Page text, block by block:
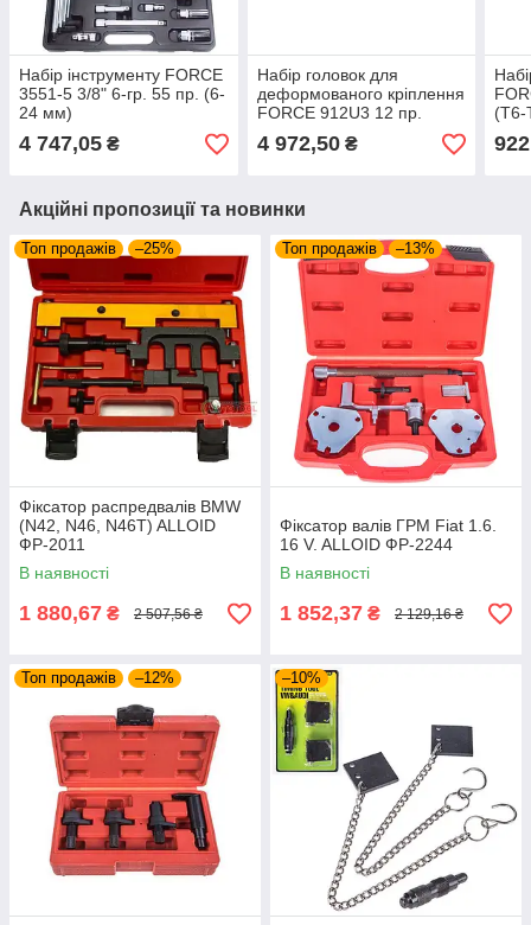
Набір інструменту FORCE
3551-5 3/8" 6-гр. 55 пр. (6-
24 мм)
4 747,05 ₴
Набір головок для
деформованого кріплення
FORCE 912U3 12 пр.
4 972,50₴
(Т6-
Акційні пропозиції та новинки
Топ продажів –25%
Фіксатор распредвалів BMW
(N42, N46, N46T) ALLOID
ФР-2011
В наявності
1 880,67 ₴ 2 507,56 ₴
Топ продажів –13%
Фіксатор валів ГРМ Fiat 1.6.
16 V. ALLOID ФР-2244
В наявності
1 852,37 ₴ 2 129,16 ₴
Топ продажів –12% –10%